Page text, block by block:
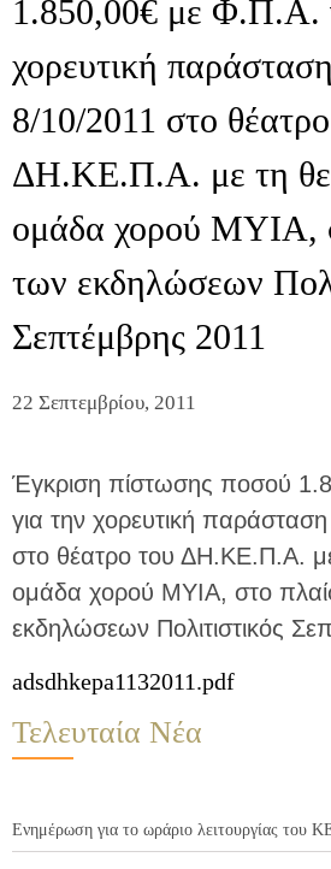
1.850,00€ με Φ.Π.Α.
χορευτική
8/10/2011 στο
ΔΗ.ΚΕ.Π.Α. με τη
ομάδα χορού ΜΥΙΑ,
των εκδηλώσεων
Σεπτέμβρης 2011
22 Σεπτεμβρίου, 2011
Έγκριση πίστωσης ποσού
για την χορευτική
στο θέατρο του ΔΗ.ΚΕ.Π.Α. με
ομάδα χορού ΜΥΙΑ, στο
εκδηλώσεων Πολιτιστικός
adsdhkepa1132011.pdf
Τελευταία Νέα
Ενημέρωση για το ωράριο λειτουργίας του